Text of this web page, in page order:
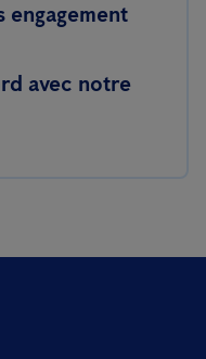
engagement
avec notre